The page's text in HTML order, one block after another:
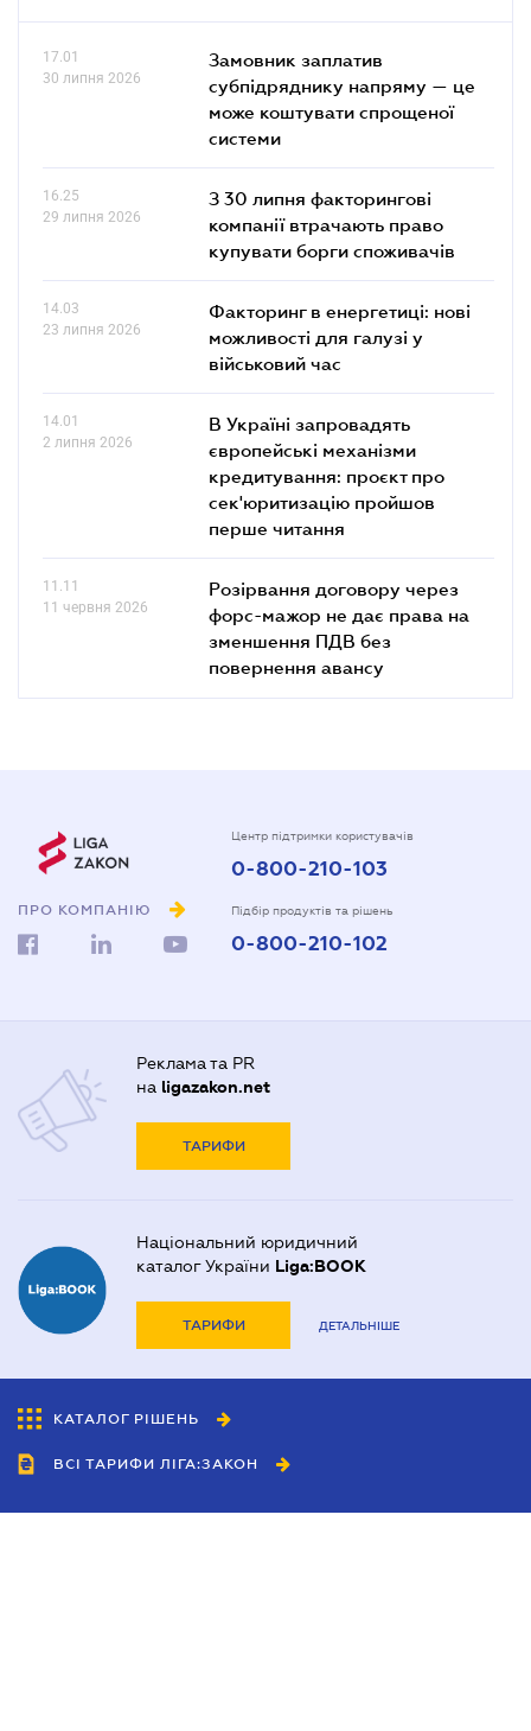
17.01
30 липня 2026
Замовник заплатив
субпідряднику напряму — це
може коштувати спрощеної
системи
16.25
29 липня 2026
З 30 липня факторингові
компанії втрачають право
купувати борги споживачів
14.03
23 липня 2026
Факторинг в енергетиці: нові
можливості для галузі у
військовий час
14.01
2 липня 2026
В Україні запровадять
європейські механізми
кредитування: проєкт про
сек'юритизацію пройшов
перше читання
11.11
11 червня 2026
Розірвання договору через
форс-мажор не дає права на
зменшення ПДВ без
повернення авансу
ПРО КОМПАНІЮ
Центр підтримки користувачів
0-800-210-103
Підбір продуктів та рішень
0-800-210-102
Реклама та PR
на ligazakon.net
ТАРИФИ
Національний юридичний
каталог України Liga:BOOK
ТАРИФИ ДЕТАЛЬНІШЕ
КАТАЛОГ РІШЕНЬ
ВСІ ТАРИФИ ЛІГА:ЗАКОН